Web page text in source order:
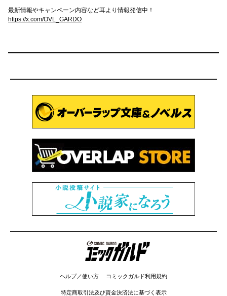
最新情報やキャンペーン内容など耳より情報発信中！
https://x.com/OVL_GARDO
コミックガルド
ヘルプ／使い方 コミックガルド利用規約
特定商取引法及び資金決済法に基づく表示